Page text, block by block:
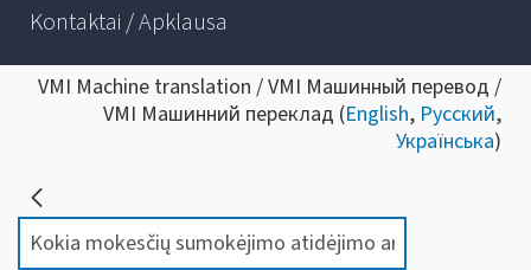
Kontaktai / Apklausa
VMI Machine translation / VMI Машинный перевод /
VMI Машинний переклад (English, Русский,
Українська)